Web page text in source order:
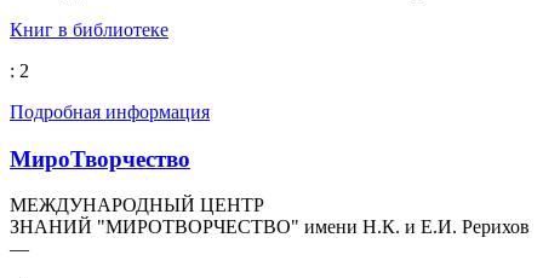
Книг в библиотеке
: 2
Подробная информация
МироТворчество
МЕЖДУНАРОДНЫЙ ЦЕНТР
ЗНАНИЙ "МИРОТВОРЧЕСТВО" имени Н.К. и Е.И. Рерихов
—